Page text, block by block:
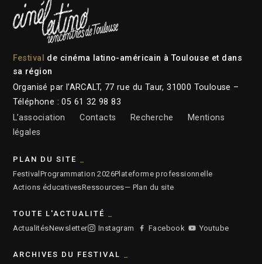
Festival
de cinéma latino-américain à Toulouse et dans
sa région
Organisé par l’ARCALT, 77 rue du Taur, 31000 Toulouse –
Téléphone : 05 61 32 98 83
L’association
Contacts Recherche
Mentions
légales
PLAN DU SITE
Festival Programmation 2026Plateforme professionnelle
Actions éducativesRessources— Plan du site
TOUTE L'ACTUALITÉ
ActualitésNewsletter Instagram Facebook Youtube
ARCHIVES DU FESTIVAL